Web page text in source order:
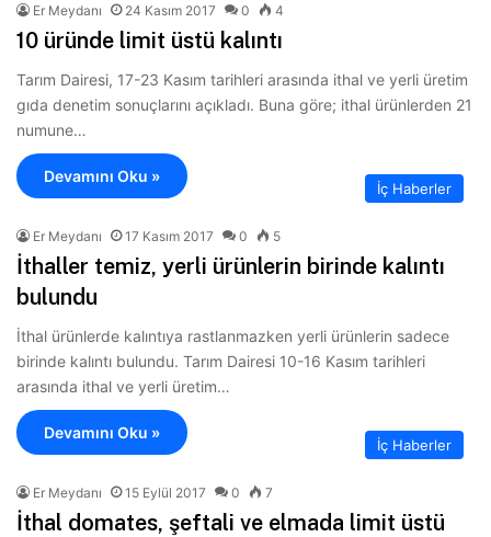
Er Meydanı 24 Kasım 2017 0 4
10 üründe limit üstü kalıntı
Tarım Dairesi, 17-23 Kasım tarihleri arasında ithal ve yerli üretim
gıda denetim sonuçlarını açıkladı. Buna göre; ithal ürünlerden 21
numune…
Devamını Oku »
İç Haberler
Er Meydanı 17 Kasım 2017 0 5
İthaller temiz, yerli ürünlerin birinde kalıntı
bulundu
İthal ürünlerde kalıntıya rastlanmazken yerli ürünlerin sadece
birinde kalıntı bulundu. Tarım Dairesi 10-16 Kasım tarihleri
arasında ithal ve yerli üretim…
Devamını Oku »
İç Haberler
Er Meydanı 15 Eylül 2017 0 7
İthal domates, şeftali ve elmada limit üstü